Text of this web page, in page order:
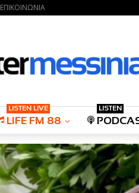
ΕΠΙΚΟΙΝΩΝΙΑ
LIFE FM 88
LISTEN LIVE LISTEN